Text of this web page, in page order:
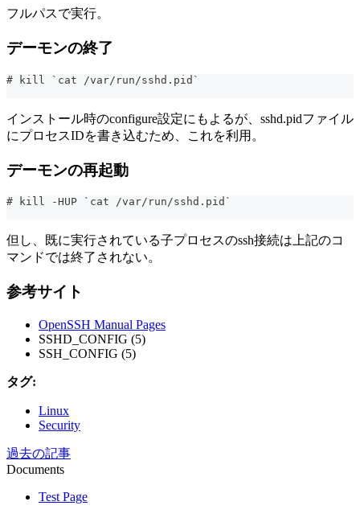
フルパスで実行。
デーモンの終了
# kill `cat /var/run/sshd.pid`
インストール時のconfigure設定にもよるが、sshd.pidファイル
にプロセスIDを書き込むため、これを利用。
デーモンの再起動
# kill -HUP `cat /var/run/sshd.pid`
但し、既に実行されている子プロセスのssh接続は上記のコ
マンドでは終了されない。
参考サイト
OpenSSH Manual Pages
SSHD_CONFIG (5)
SSH_CONFIG (5)
タグ:
Linux
Security
過去の記事
Documents
Test Page